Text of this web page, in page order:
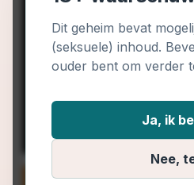
Dit geheim bevat
(seksuele) inhoud.
ouder bent om verder
Ja, ik
Nee,